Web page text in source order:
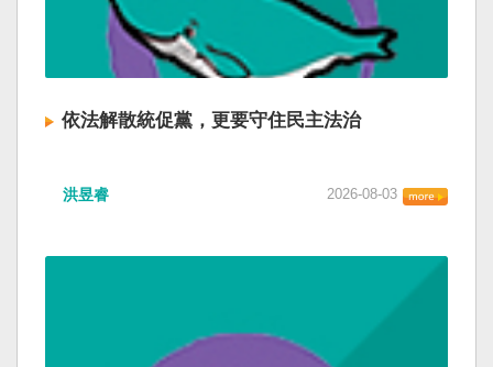
依法解散統促黨，更要守住民主法治
洪昱睿 2026-08-03